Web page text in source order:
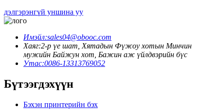
дэлгэрэнгүй уншина уу
Имэйл:sales04@obooc.com
Хаяг:2-р үе шат, Хятадын Фүжоу хотын Минчин
мужийн Байжун хот, Бажин аж үйлдвэрийн бүс
Утас:0086-13313769052
Бүтээгдэхүүн
Бэхэн принтерийн бэх